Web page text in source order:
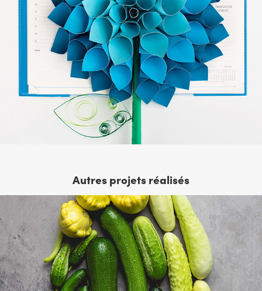
Autres projets réalisés
Nature morte au jardin
2025